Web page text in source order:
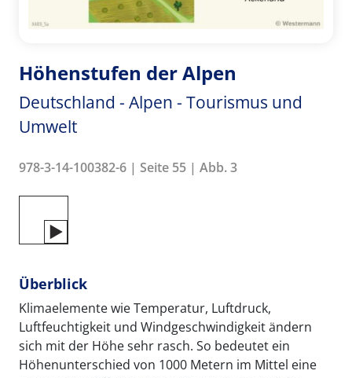
Höhenstufen der Alpen
Deutschland - Alpen - Tourismus und
Umwelt
978-3-14-100382-6 | Seite 55 | Abb. 3
Überblick
Klimaelemente wie Temperatur, Luftdruck,
Luftfeuchtigkeit und Windgeschwindigkeit ändern
sich mit der Höhe sehr rasch. So bedeutet ein
Höhenunterschied von 1000 Metern im Mittel eine